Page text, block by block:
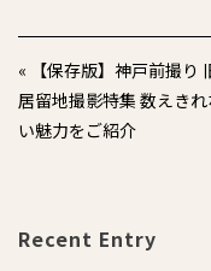
« 【保存版】神戸前撮り
居留地撮影特集 数えきれ
い魅力をご紹介
Recent Entry